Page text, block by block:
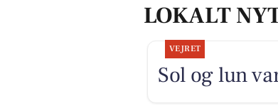
LOKALT
VEJRET
Sol og lun